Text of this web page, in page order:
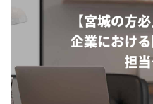
することになります 【スキ
務経験3年以上 ・WEBシステ
用経験 ・Linuxの知識 ・詳細
スク管理・チャットソフトを
ケーション能力の高い方※クラ
発生する予定のため ・AI活用
的に使っていたり、経験なく